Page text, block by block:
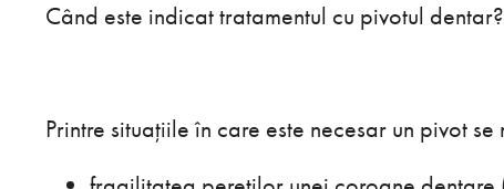
Când este indicat tratamentul cu pivotul dentar?
Printre situațiile în care este necesar un pivot se